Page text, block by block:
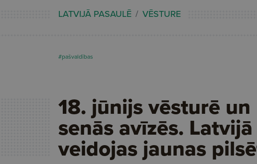
LATVIJĀ PASAULĒ VĒSTURE
#pašvaldības
18. jūnijs vēsturē un
senās avīzēs. Latvijā
veidojas jaunas